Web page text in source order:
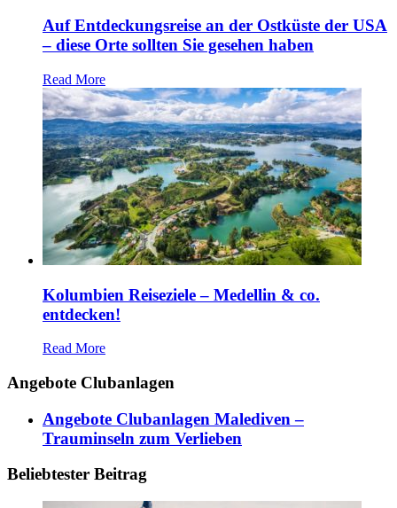
Auf Entdeckungsreise an der Ostküste der USA
– diese Orte sollten Sie gesehen haben
Read More
Kolumbien Reiseziele – Medellin & co.
entdecken!
Read More
Angebote Clubanlagen
Angebote Clubanlagen Malediven –
Trauminseln zum Verlieben
Beliebtester Beitrag